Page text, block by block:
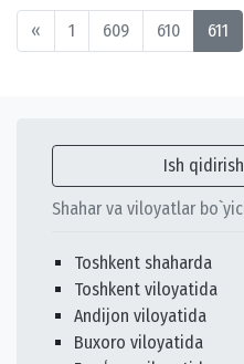
« 1 609 610 611
Ish qidirish
Shahar va viloyatlar
Toshkent shaharda
Toshkent viloyatida
Andijon viloyatida
Buxoro viloyatida